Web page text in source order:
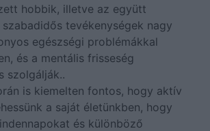
hobbik, illetve az együtt
tevékenységek nagy
egészségi problémákkal
és a mentális frisseség
szolgálják..
is kiemelten fontos, hogy aktív
a saját életünkben, hogy
és különböző